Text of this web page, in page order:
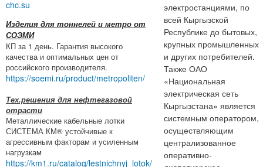
chc.su
Изделия для тоннелей и метро от
СОЭМИ
КП за 1 день. Гарантия высокого
качества и оптимальных цен от
российского производителя.
https://soemi.ru/product/metropoliten/
Тех.решения для нефтегазовой
отрасти
Металлические кабельные лотки
СИСТЕМА КМ® устойчивые к
агрессивным факторам и усиленным
нагрузкам
https://km1.ru/catalog/lestnichnyj_lotok/
электростанциями, по
всей Кыргызской
Республике до бытовых,
крупных промышленных
и других потребителей.
Также ОАО
«Национальная
электрическая сеть
Кыргызстана» является
системным оператором,
осуществляющим
централизованное
оперативно-